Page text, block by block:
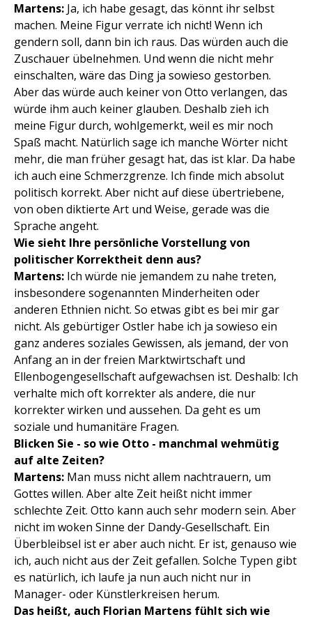
Martens: Ja, ich habe gesagt, das könnt ihr selbst
machen. Meine Figur verrate ich nicht! Wenn ich
gendern soll, dann bin ich raus. Das würden auch die
Zuschauer übelnehmen. Und wenn die nicht mehr
einschalten, wäre das Ding ja sowieso gestorben.
Aber das würde auch keiner von Otto verlangen, das
würde ihm auch keiner glauben. Deshalb zieh ich
meine Figur durch, wohlgemerkt, weil es mir noch
Spaß macht. Natürlich sage ich manche Wörter nicht
mehr, die man früher gesagt hat, das ist klar. Da habe
ich auch eine Schmerzgrenze. Ich finde mich absolut
politisch korrekt. Aber nicht auf diese übertriebene,
von oben diktierte Art und Weise, gerade was die
Sprache angeht.
Wie sieht Ihre persönliche Vorstellung von
politischer Korrektheit denn aus?
Martens: Ich würde nie jemandem zu nahe treten,
insbesondere sogenannten Minderheiten oder
anderen Ethnien nicht. So etwas gibt es bei mir gar
nicht. Als gebürtiger Ostler habe ich ja sowieso ein
ganz anderes soziales Gewissen, als jemand, der von
Anfang an in der freien Marktwirtschaft und
Ellenbogengesellschaft aufgewachsen ist. Deshalb: Ich
verhalte mich oft korrekter als andere, die nur
korrekter wirken und aussehen. Da geht es um
soziale und humanitäre Fragen.
Blicken Sie - so wie Otto - manchmal wehmütig
auf alte Zeiten?
Martens: Man muss nicht allem nachtrauern, um
Gottes willen. Aber alte Zeit heißt nicht immer
schlechte Zeit. Otto kann auch sehr modern sein. Aber
nicht im woken Sinne der Dandy-Gesellschaft. Ein
Überbleibsel ist er aber auch nicht. Er ist, genauso wie
ich, auch nicht aus der Zeit gefallen. Solche Typen gibt
es natürlich, ich laufe ja nun auch nicht nur in
Manager- oder Künstlerkreisen herum.
Das heißt, auch Florian Martens fühlt sich wie